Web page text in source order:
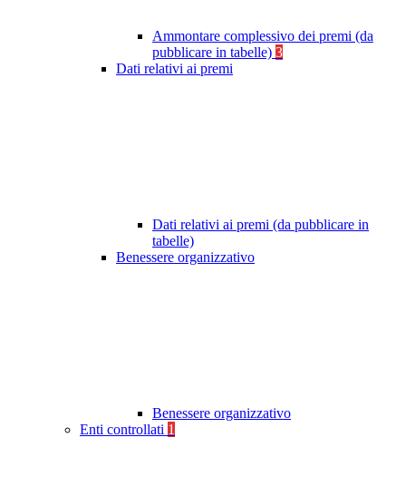
Ammontare complessivo dei premi (da
pubblicare in tabelle) 3
Dati relativi ai premi
Dati relativi ai premi (da pubblicare in
tabelle)
Benessere organizzativo
Benessere organizzativo
Enti controllati 1